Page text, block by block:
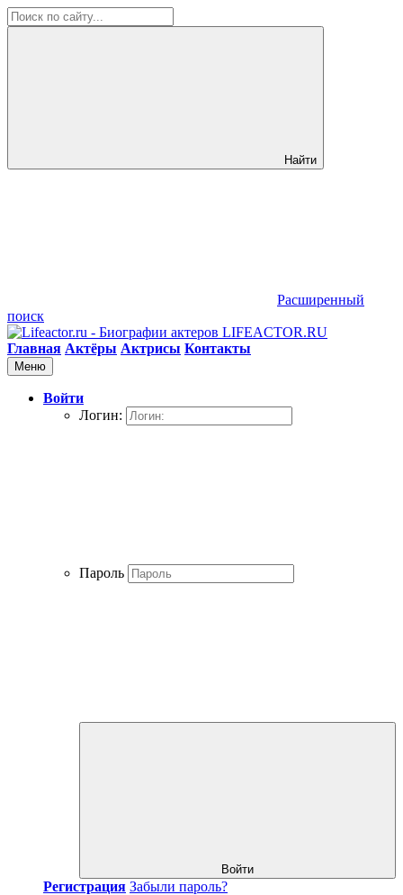
Найти
Расширенный
поиск
LIFEACTOR.RU
Главная Актёры Актрисы Контакты
Меню
Войти
Логин:
Пароль
Войти
Регистрация Забыли пароль?